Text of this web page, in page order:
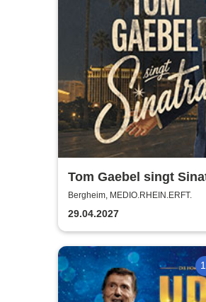
Tom Gaebel singt
Tour 2027
Bergheim, MEDIO.RHEIN.ERFT.
29.04.2027